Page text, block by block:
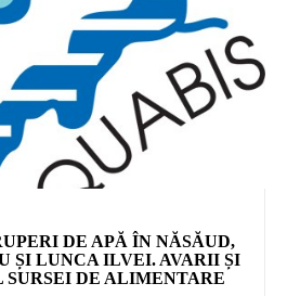
DE APĂ ÎN NĂSĂUD,
ȘI LUNCA ILVEI. AVARII ȘI
DE ALIMENTARE